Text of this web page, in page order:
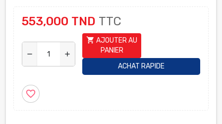
553,000 TND TTC
remove add
shopping_cart AJOUTER AU
PANIER
ACHAT RAPIDE
favorite_border